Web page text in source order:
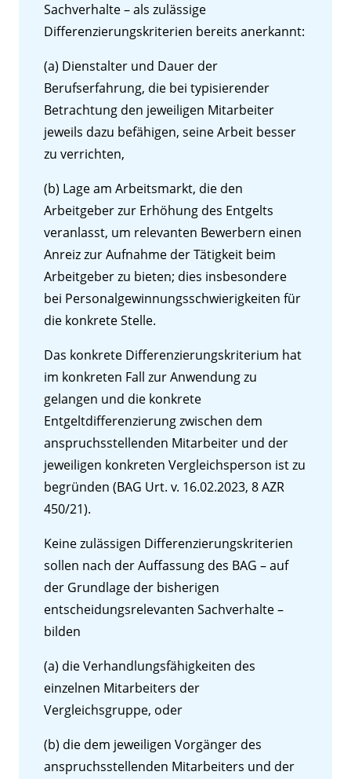
Sachverhalte – als zulässige
Differenzierungskriterien bereits anerkannt:
(a) Dienstalter und Dauer der
Berufserfahrung, die bei typisierender
Betrachtung den jeweiligen Mitarbeiter
jeweils dazu befähigen, seine Arbeit besser
zu verrichten,
(b) Lage am Arbeitsmarkt, die den
Arbeitgeber zur Erhöhung des Entgelts
veranlasst, um relevanten Bewerbern einen
Anreiz zur Aufnahme der Tätigkeit beim
Arbeitgeber zu bieten; dies insbesondere
bei Personalgewinnungsschwierigkeiten für
die konkrete Stelle.
Das konkrete Differenzierungskriterium hat
im konkreten Fall zur Anwendung zu
gelangen und die konkrete
Entgeltdifferenzierung zwischen dem
anspruchsstellenden Mitarbeiter und der
jeweiligen konkreten Vergleichsperson ist zu
begründen (BAG Urt. v. 16.02.2023, 8 AZR
450/21).
Keine zulässigen Differenzierungskriterien
sollen nach der Auffassung des BAG – auf
der Grundlage der bisherigen
entscheidungsrelevanten Sachverhalte –
bilden
(a) die Verhandlungsfähigkeiten des
einzelnen Mitarbeiters der
Vergleichsgruppe, oder
(b) die dem jeweiligen Vorgänger des
anspruchsstellenden Mitarbeiters und der